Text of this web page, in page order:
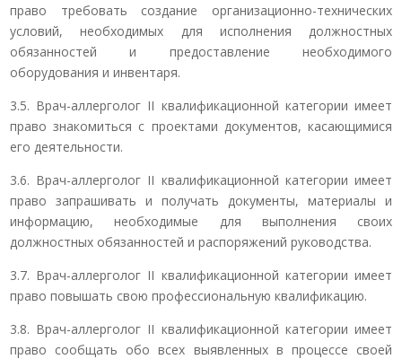
право требовать создание организационно-технических
условий, необходимых для исполнения должностных
обязанностей и предоставление необходимого
оборудования и инвентаря.
3.5. Врач-аллерголог II квалификационной категории имеет
право знакомиться с проектами документов, касающимися
его деятельности.
3.6. Врач-аллерголог II квалификационной категории имеет
право запрашивать и получать документы, материалы и
информацию, необходимые для выполнения своих
должностных обязанностей и распоряжений руководства.
3.7. Врач-аллерголог II квалификационной категории имеет
право повышать свою профессиональную квалификацию.
3.8. Врач-аллерголог II квалификационной категории имеет
право сообщать обо всех выявленных в процессе своей